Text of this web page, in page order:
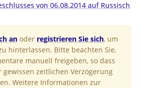
von 06.08.2014 auf Russisch
an oder registrieren Sie sich, um
hinterlassen. Bitte beachten Sie,
manuell freigeben, so dass
zeitlichen Verzögerung
Weitere Informationen zur